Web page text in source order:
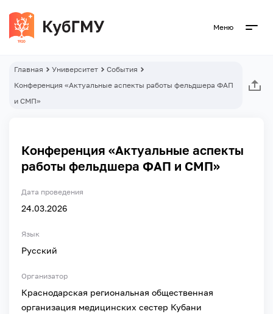
Меню
Главная Университет
События
Конференция «Актуальные аспекты работы фельдшера ФАП
и СМП»
Конференция «Актуальные аспекты
работы фельдшера ФАП и СМП»
Дата проведения
24.03.2026
Язык
Русский
Организатор
Краснодарская региональная общественная
организация медицинских сестер Кубани